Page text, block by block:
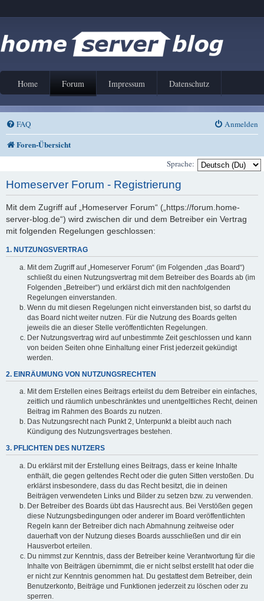
Home Forum Impressum Datenschutz
FAQ Anmelden
Foren-Übersicht
Sprache:
Homeserver Forum - Registrierung
Mit dem Zugriff auf „Homeserver Forum“ („https://forum.home-
server-blog.de“) wird zwischen dir und dem Betreiber ein Vertrag
mit folgenden Regelungen geschlossen:
1. NUTZUNGSVERTRAG
Mit dem Zugriff auf „Homeserver Forum“ (im Folgenden „das Board“)
schließt du einen Nutzungsvertrag mit dem Betreiber des Boards ab (im
Folgenden „Betreiber“) und erklärst dich mit den nachfolgenden
Regelungen einverstanden.
Wenn du mit diesen Regelungen nicht einverstanden bist, so darfst du
das Board nicht weiter nutzen. Für die Nutzung des Boards gelten
jeweils die an dieser Stelle veröffentlichten Regelungen.
Der Nutzungsvertrag wird auf unbestimmte Zeit geschlossen und kann
von beiden Seiten ohne Einhaltung einer Frist jederzeit gekündigt
werden.
2. EINRÄUMUNG VON NUTZUNGSRECHTEN
Mit dem Erstellen eines Beitrags erteilst du dem Betreiber ein einfaches,
zeitlich und räumlich unbeschränktes und unentgeltliches Recht, deinen
Beitrag im Rahmen des Boards zu nutzen.
Das Nutzungsrecht nach Punkt 2, Unterpunkt a bleibt auch nach
Kündigung des Nutzungsvertrages bestehen.
3. PFLICHTEN DES NUTZERS
Du erklärst mit der Erstellung eines Beitrags, dass er keine Inhalte
enthält, die gegen geltendes Recht oder die guten Sitten verstoßen. Du
erklärst insbesondere, dass du das Recht besitzt, die in deinen
Beiträgen verwendeten Links und Bilder zu setzen bzw. zu verwenden.
Der Betreiber des Boards übt das Hausrecht aus. Bei Verstößen gegen
diese Nutzungsbedingungen oder anderer im Board veröffentlichten
Regeln kann der Betreiber dich nach Abmahnung zeitweise oder
dauerhaft von der Nutzung dieses Boards ausschließen und dir ein
Hausverbot erteilen.
Du nimmst zur Kenntnis, dass der Betreiber keine Verantwortung für die
Inhalte von Beiträgen übernimmt, die er nicht selbst erstellt hat oder die
er nicht zur Kenntnis genommen hat. Du gestattest dem Betreiber, dein
Benutzerkonto, Beiträge und Funktionen jederzeit zu löschen oder zu
sperren.